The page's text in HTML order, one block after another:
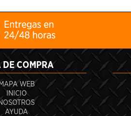
DE COMPRA
WEB
INICIO
AYUDA